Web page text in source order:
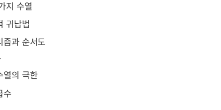
지 수열
귀납법
즘과 순서도
열의 극한
수